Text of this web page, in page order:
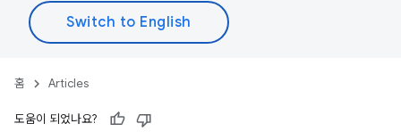
홈 Articles
도움이 되었나요?